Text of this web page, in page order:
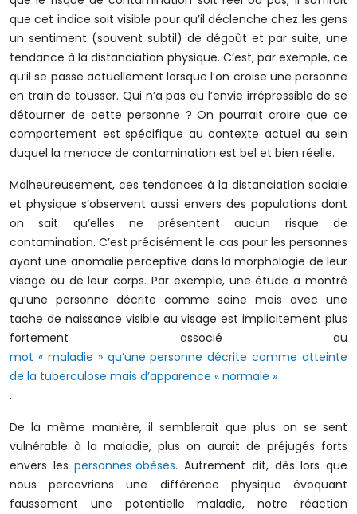
que cet indice soit visible pour qu’il déclenche chez les gens
un sentiment (souvent subtil) de dégoût et par suite, une
tendance à la distanciation physique. C’est, par exemple, ce
qu’il se passe actuellement lorsque l’on croise une personne
en train de tousser. Qui n’a pas eu l’envie irrépressible de se
détourner de cette personne ? On pourrait croire que ce
comportement est spécifique au contexte actuel au sein
duquel la menace de contamination est bel et bien réelle.
Malheureusement, ces tendances à la distanciation sociale
et physique s’observent aussi envers des populations dont
on sait qu’elles ne présentent aucun risque de
contamination. C’est précisément le cas pour les personnes
ayant une anomalie perceptive dans la morphologie de leur
visage ou de leur corps. Par exemple, une étude a montré
qu’une personne décrite comme saine mais avec une
tache de naissance visible au visage est implicitement plus
fortement associé au
mot « maladie » qu’une personne décrite comme atteinte
de la tuberculose mais d’apparence « normale »
.
De la même manière, il semblerait que plus on se sent
vulnérable à la maladie, plus on aurait de préjugés forts
envers lespersonnes obèses. Autrement dit, dès lors que
nous percevrions une différence physique évoquant
faussement une potentielle maladie, notre réaction